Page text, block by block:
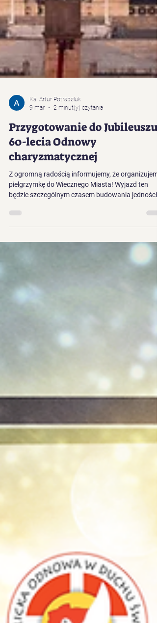
Ks. Artur Potrapeluk
9 mar
2 minut(y) czytania
Przygotowanie do Jubileuszu
60-lecia Odnowy
charyzmatycznej
Z ogromną radością informujemy, że
oraz duchowego przygotowania do wielkiego
Charyzmatycznej na świecie. To niezwykła okazja,
aby wspólnie dziękować za dar wylania Ducha
samym sercu Kościoła. 🌟 Co nas czeka na
miejscu? Głównym punktem naszej pie